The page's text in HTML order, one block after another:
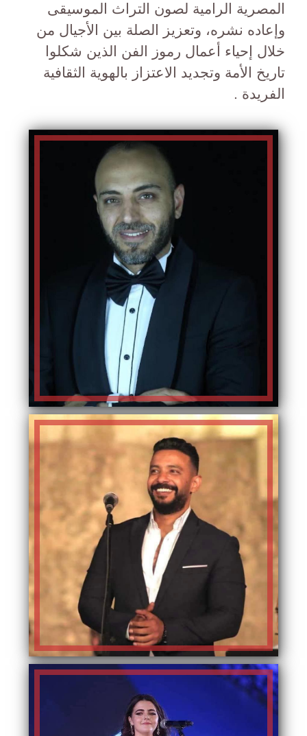
المصرية الرامية لصون التراث الموسيقى
وإعاده نشره، وتعزيز الصلة بين الأجيال من
خلال إحياء أعمال رموز الفن الذين شكلوا
تاريخ الأمة وتجديد الاعتزاز بالهوية الثقافية
الفريدة .